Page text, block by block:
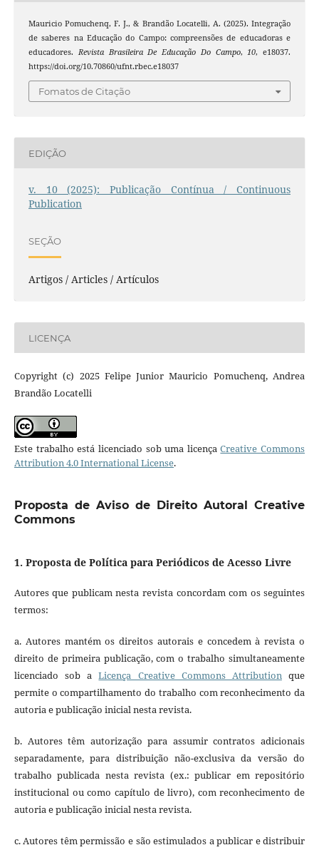
Mauricio Pomuchenq, F. J., & Brandão Locatelli, A. (2025). Integração
de saberes na Educação do Campo: compreensões de educadoras e
educadores. Revista Brasileira De Educação Do Campo, 10, e18037.
https://doi.org/10.70860/ufnt.rbec.e18037
Fomatos de Citação
EDIÇÃO
v. 10 (2025): Publicação Contínua / Continuous
Publication
SEÇÃO
Artigos / Articles / Artículos
LICENÇA
Copyright (c) 2025 Felipe Junior Mauricio Pomuchenq, Andrea
Brandão Locatelli
Este trabalho está licenciado sob uma licençaCreative Commons
Attribution 4.0 International License.
Proposta de Aviso de Direito Autoral Creative
Commons
1. Proposta de Política para Periódicos de Acesso Livre
Autores que publicam nesta revista concordam com os seguintes
termos:
a. Autores mantém os direitos autorais e concedem à revista o
direito de primeira publicação, com o trabalho simultaneamente
licenciado sob aLicença Creative Commons Attributionque
permite o compartilhamento do trabalho com reconhecimento da
autoria e publicação inicial nesta revista.
b. Autores têm autorização para assumir contratos adicionais
separadamente, para distribuição não-exclusiva da versão do
trabalho publicada nesta revista (ex.: publicar em repositório
institucional ou como capítulo de livro), com reconhecimento de
autoria e publicação inicial nesta revista.
c. Autores têm permissão e são estimulados a publicar e distribuir